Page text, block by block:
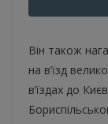
Він також
на в’їзд
в’їздах до